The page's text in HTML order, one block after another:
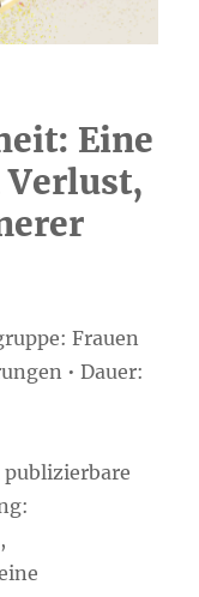
Eine
Verlust,
Frauen
• Dauer: